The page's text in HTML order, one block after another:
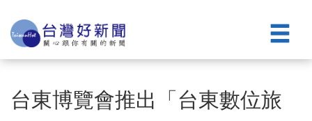
台東博覽會推出「台東數位旅